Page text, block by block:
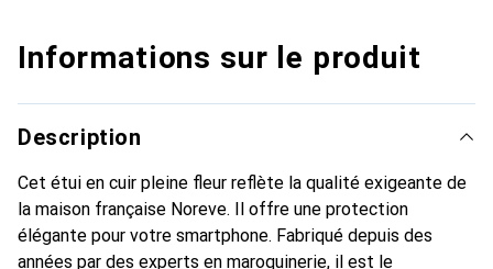
Informations sur le produit
Description
Cet étui en cuir pleine fleur reflète la qualité exigeante de
la maison française Noreve. Il offre une protection
élégante pour votre smartphone. Fabriqué depuis des
années par des experts en maroquinerie, il est le